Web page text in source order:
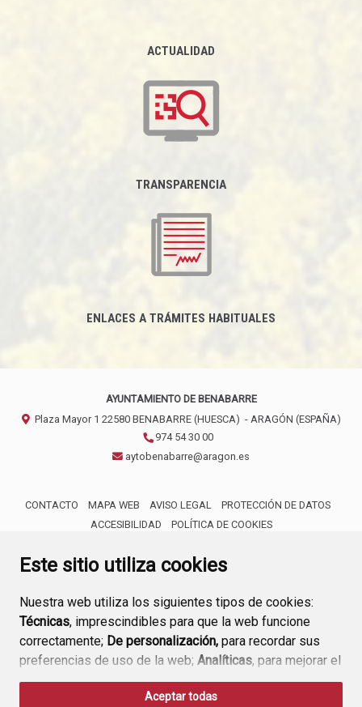
Este sitio utiliza cookies
Nuestra web utiliza los siguientes tipos de cookies:
Técnicas, imprescindibles para que la web funcione
correctamente; De personalización, para recordar sus
preferencias de uso de la web; Analíticas, para mejorar el
funcionamiento de la web y sus servicios.
Aceptar todas
ACTUALIDAD
TRANSPARENCIA
ENLACES A TRÁMITES HABITUALES
AYUNTAMIENTO DE BENABARRE
Plaza Mayor 1 22580 BENABARRE (HUESCA) - ARAGÓN (ESPAÑA)
974 54 30 00
aytobenabarre@aragon.es
CONTACTO MAPA WEB AVISO LEGAL
PROTECCIÓN DE DATOS
ACCESIBILIDAD
POLÍTICA DE COOKIES